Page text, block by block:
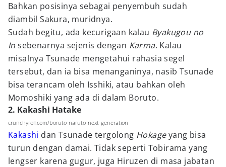
Bahkan posisinya sebagai penyembuh sudah
diambil Sakura, muridnya.
Sudah begitu, ada kecurigaan kalau Byakugou no
Insebenarnya sejenis dengan Karma. Kalau
misalnya Tsunade mengetahui rahasia segel
tersebut, dan ia bisa menanganinya, nasib Tsunade
bisa terancam oleh Isshiki, atau bahkan oleh
Momoshiki yang ada di dalam Boruto.
2. Kakashi Hatake
crunchyroll.com/boruto-naruto-next-generation
Kakashi dan Tsunade tergolong Hokageyang bisa
turun dengan damai. Tidak seperti Tobirama yang
lengser karena gugur, juga Hiruzen di masa jabatan